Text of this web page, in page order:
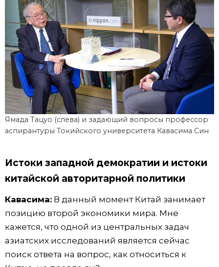
Ямада Тацуо (слева) и задающий вопросы профессор
аспирантуры Токийского университета Кавасима Син
Истоки западной демократии и истоки
китайской авторитарной политики
Кавасима:В данный момент Китай занимает
позицию второй экономики мира. Мне
кажется, что одной из центральных задач
азиатских исследований является сейчас
поиск ответа на вопрос, как относиться к